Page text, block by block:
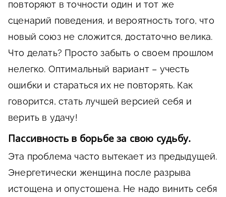
повторяют в точности один и тот же
сценарий поведения, и вероятность того, что
новый союз не сложится, достаточно велика.
Что делать? Просто забыть о своем прошлом
нелегко. Оптимальный вариант – учесть
ошибки и стараться их не повторять. Как
говорится, стать лучшей версией себя и
верить в удачу!
Пассивность в борьбе за свою судьбу.
Эта проблема часто вытекает из предыдущей.
Энергетически женщина после разрыва
истощена и опустошена. Не надо винить себя